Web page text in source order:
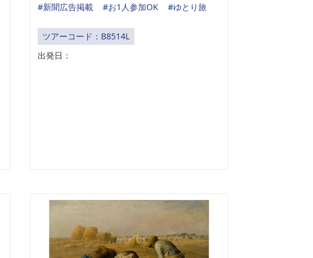
#新聞広告掲載
#お1人参加OK #ゆとり旅
ツアーコード：B8514L
出発日：